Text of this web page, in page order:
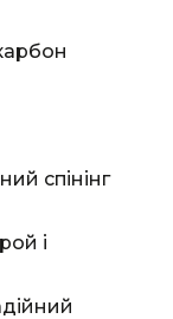
спінінг
і